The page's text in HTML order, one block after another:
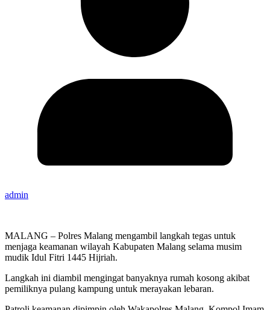
admin
MALANG – Polres Malang mengambil langkah tegas untuk
menjaga keamanan wilayah Kabupaten Malang selama musim
mudik Idul Fitri 1445 Hijriah.
Langkah ini diambil mengingat banyaknya rumah kosong akibat
pemiliknya pulang kampung untuk merayakan lebaran.